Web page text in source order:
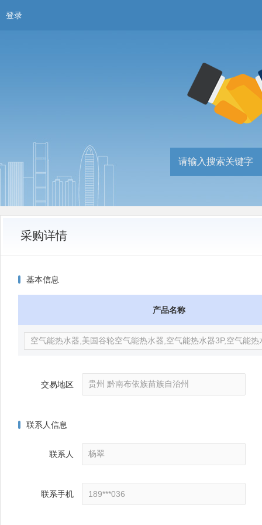
登录
采购详情
基本信息
产品名称
交易地区
联系人信息
联系人
联系手机